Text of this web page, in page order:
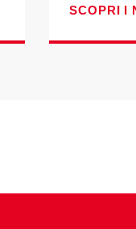
SCOPRI I